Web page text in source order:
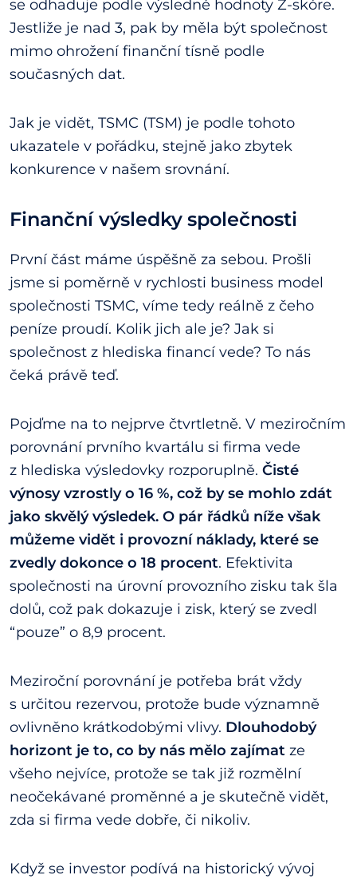
se odhaduje podle výsledné hodnoty Z-skóre.
Jestliže je nad 3, pak by měla být společnost
mimo ohrožení finanční tísně podle
současných dat.
Jak je vidět, TSMC (TSM) je podle tohoto
ukazatele v pořádku, stejně jako zbytek
konkurence v našem srovnání.
Finanční výsledky společnosti
První část máme úspěšně za sebou. Prošli
jsme si poměrně v rychlosti business model
společnosti TSMC, víme tedy reálně z čeho
peníze proudí. Kolik jich ale je? Jak si
společnost z hlediska financí vede? To nás
čeká právě teď.
Pojďme na to nejprve čtvrtletně. V meziročním
porovnání prvního kvartálu si firma vede
z hlediska výsledovky rozporuplně. Čisté
výnosy vzrostly o 16 %, což by se mohlo zdát
jako skvělý výsledek. O pár řádků níže však
můžeme vidět i provozní náklady, které se
zvedly dokonce o 18 procent. Efektivita
společnosti na úrovní provozního zisku tak šla
dolů, což pak dokazuje i zisk, který se zvedl
“pouze” o 8,9 procent.
Meziroční porovnání je potřeba brát vždy
s určitou rezervou, protože bude významně
ovlivněno krátkodobými vlivy. Dlouhodobý
horizont je to, co by nás mělo zajímat ze
všeho nejvíce, protože se tak již rozmělní
neočekávané proměnné a je skutečně vidět,
zda si firma vede dobře, či nikoliv.
Když se investor podívá na historický vývoj